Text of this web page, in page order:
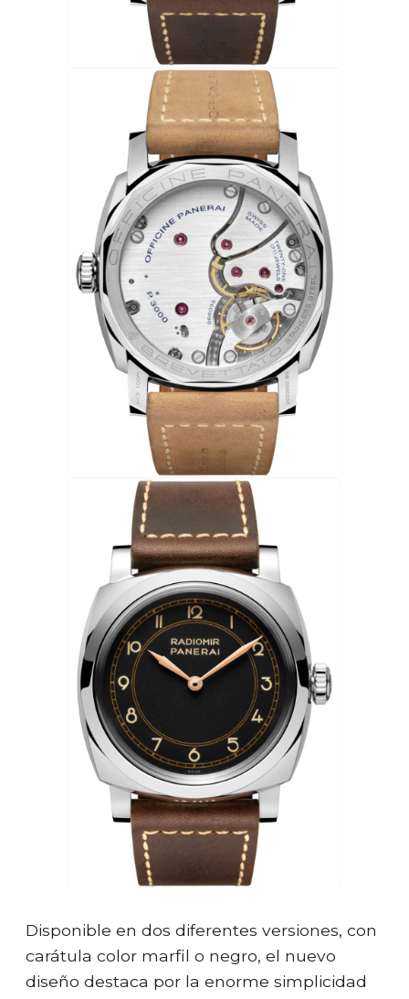
Disponible en dos diferentes versiones, con
carátula color marfil o negro, el nuevo
diseño destaca por la enorme simplicidad